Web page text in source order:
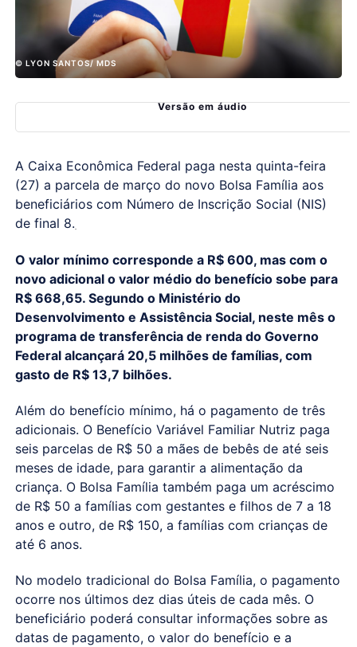
© LYON SANTOS/ MDS
Versão em áudio
A Caixa Econômica Federal paga nesta quinta-feira
(27) a parcela de março do novo Bolsa Família aos
beneficiários com Número de Inscrição Social (NIS)
de final 8.
O valor mínimo corresponde a R$ 600, mas com o
novo adicional o valor médio do benefício sobe para
R$ 668,65. Segundo o Ministério do
Desenvolvimento e Assistência Social, neste mês o
programa de transferência de renda do Governo
Federal alcançará 20,5 milhões de famílias, com
gasto de R$ 13,7 bilhões.
Além do benefício mínimo, há o pagamento de três
adicionais. O Benefício Variável Familiar Nutriz paga
seis parcelas de R$ 50 a mães de bebês de até seis
meses de idade, para garantir a alimentação da
criança. O Bolsa Família também paga um acréscimo
de R$ 50 a famílias com gestantes e filhos de 7 a 18
anos e outro, de R$ 150, a famílias com crianças de
até 6 anos.
No modelo tradicional do Bolsa Família, o pagamento
ocorre nos últimos dez dias úteis de cada mês. O
beneficiário poderá consultar informações sobre as
datas de pagamento, o valor do benefício e a